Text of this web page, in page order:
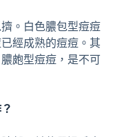
。白色膿包型痘痘
經成熟的痘痘。其
皰型痘痘，是不可